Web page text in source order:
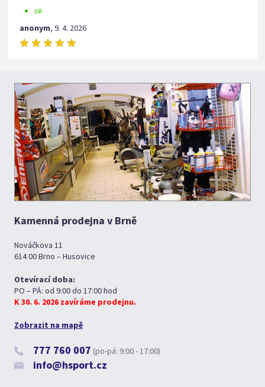
ok
anonym,9. 4. 2026
Kamenná prodejna v Brně
Nováčkova 11
614 00 Brno – Husovice
Otevírací doba:
PO – PÁ: od 9:00 do 17:00 hod
K 30. 6. 2026 zavíráme prodejnu.
Zobrazit na mapě
777 760 007 (po-pá: 9:00 - 17:00)
info@hsport.cz